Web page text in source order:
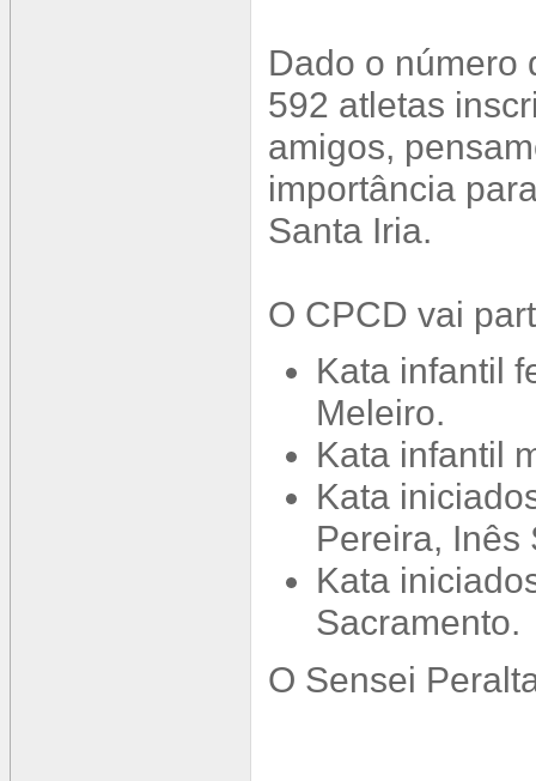
Dado o número
592 atletas
amigos,
importância
Santa Iria.
O CPCD vai
Kata infantil
Meleiro.
Kata infantil
Kata
Pereira, Inês
Kata
Sacramento.
O Sensei